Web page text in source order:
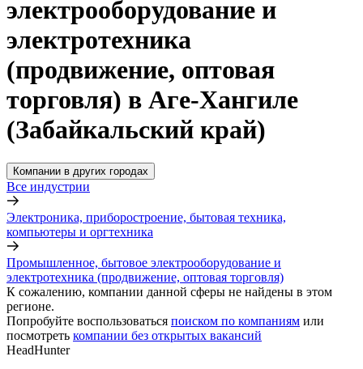
электрооборудование и
электротехника
(продвижение, оптовая
торговля) в Аге-Хангиле
(Забайкальский край)
Компании в других городах
Все индустрии
Электроника, приборостроение, бытовая техника,
компьютеры и оргтехника
Промышленное, бытовое электрооборудование и
электротехника (продвижение, оптовая торговля)
К сожалению, компании данной сферы не найдены в этом
регионе.
Попробуйте воспользоваться поиском по компаниям или
посмотреть компании без открытых вакансий
HeadHunter